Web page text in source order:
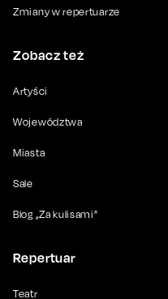
Zmiany w repertuarze
Zobacz też
Artyści
Województwa
Miasta
Sale
Blog „Za kulisami”
Repertuar
Teatr